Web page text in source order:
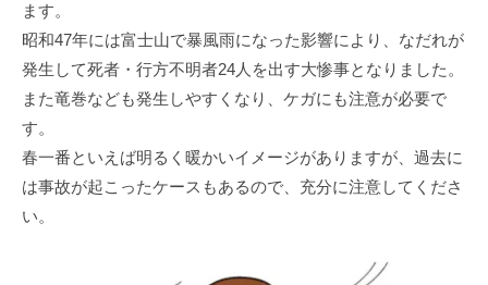
ます。
昭和47年には富士山で暴風雨になった影響により、なだれが
発生して死者・行方不明者24人を出す大惨事となりました。
また竜巻なども発生しやすくなり、ケガにも注意が必要で
す。
春一番といえば明るく暖かいイメージがありますが、過去に
は事故が起こったケースもあるので、充分に注意してくださ
い。